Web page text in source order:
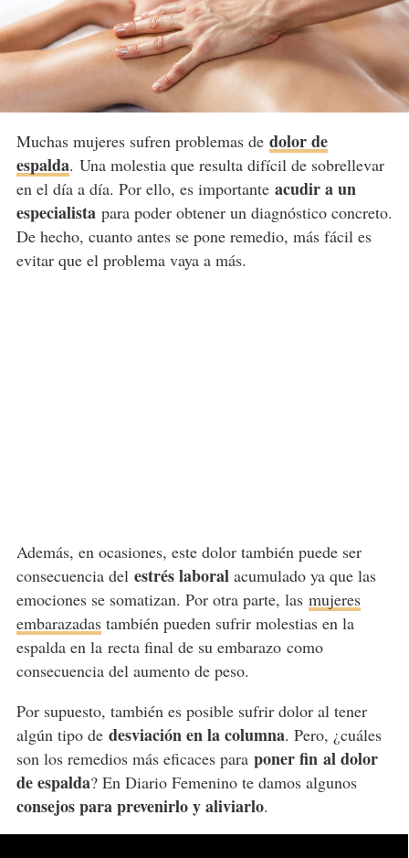
Muchas mujeres sufren problemas de dolor de
espalda. Una molestia que resulta difícil de sobrellevar
en el día a día. Por ello, es importante acudir a un
especialistapara poder obtener un diagnóstico concreto.
De hecho, cuanto antes se pone remedio, más fácil es
evitar que el problema vaya a más.
Además, en ocasiones, este dolor también puede ser
consecuencia del estrés laboral acumulado ya que las
emociones se somatizan. Por otra parte, las mujeres
embarazadastambién pueden sufrir molestias en la
espalda en larecta final de su embarazocomo
consecuencia del aumento de peso.
Por supuesto, también es posible sufrir dolor al tener
algún tipo de desviación en la columna. Pero, ¿cuáles
son los remedios más eficaces para poner final dolor
de espalda? En Diario Femenino te damos algunos
consejos para prevenirlo y aliviarlo.